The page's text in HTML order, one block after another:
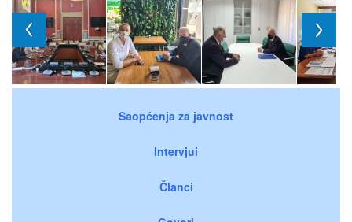
Saopćenja za javnost
Intervjui
Članci